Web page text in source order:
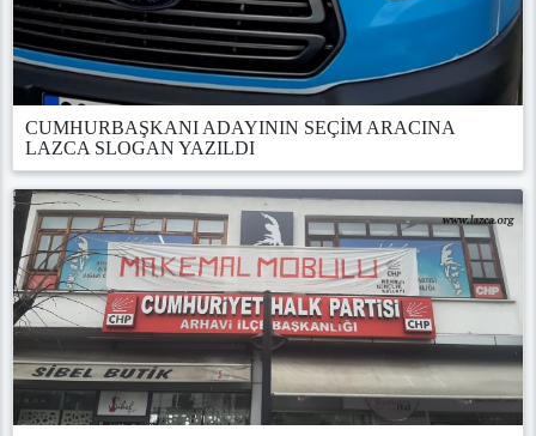
CUMHURBAŞKANI ADAYININ SEÇİM ARACINA
LAZCA SLOGAN YAZILDI